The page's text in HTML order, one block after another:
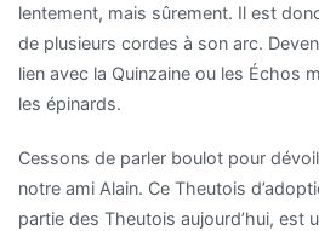
lentement, mais sûrement. Il est
de plusieurs cordes à son arc.
lien avec la Quinzaine ou les Échos
les épinards.
Cessons de parler boulot pour
notre ami Alain. Ce Theutois
partie des Theutois aujourd’hui, est